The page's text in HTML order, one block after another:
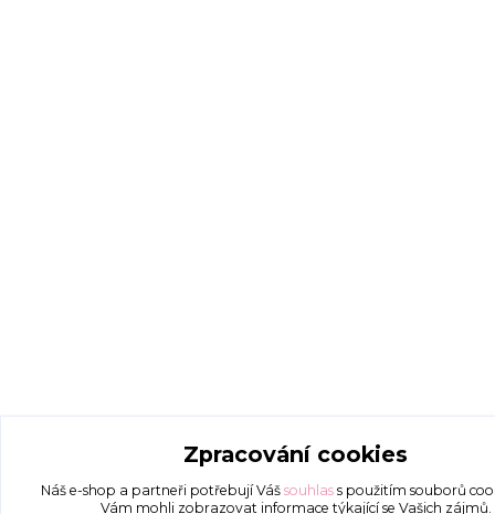
Zpracování cookies
Náš e-shop a partneři potřebují Váš souhlass použitím souborů
Vám mohli zobrazovat informace týkající se Vašich zájmů.